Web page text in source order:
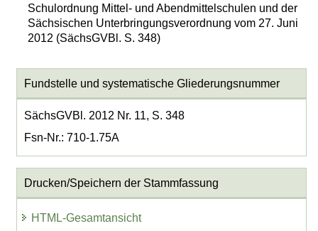
Schulordnung Mittel- und Abendmittelschulen und der
Sächsischen Unterbringungsverordnung vom 27. Juni
2012 (SächsGVBl. S. 348)
Fundstelle und systematische Gliederungsnummer
SächsGVBl. 2012 Nr. 11, S. 348
Fsn-Nr.: 710-1.75A
Drucken/Speichern der Stammfassung
HTML-Gesamtansicht